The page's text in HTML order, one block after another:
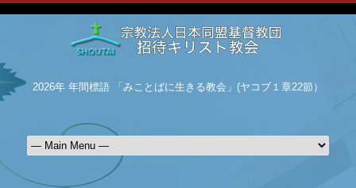
2026年 年間標語 「みことばに生きる教会」(ヤコブ１章22節）